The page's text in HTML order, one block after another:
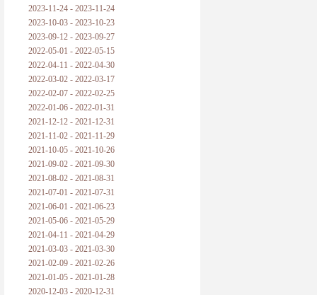
2023-11-24 - 2023-11-24
2023-10-03 - 2023-10-23
2023-09-12 - 2023-09-27
2022-05-01 - 2022-05-15
2022-04-11 - 2022-04-30
2022-03-02 - 2022-03-17
2022-02-07 - 2022-02-25
2022-01-06 - 2022-01-31
2021-12-12 - 2021-12-31
2021-11-02 - 2021-11-29
2021-10-05 - 2021-10-26
2021-09-02 - 2021-09-30
2021-08-02 - 2021-08-31
2021-07-01 - 2021-07-31
2021-06-01 - 2021-06-23
2021-05-06 - 2021-05-29
2021-04-11 - 2021-04-29
2021-03-03 - 2021-03-30
2021-02-09 - 2021-02-26
2021-01-05 - 2021-01-28
2020-12-03 - 2020-12-31